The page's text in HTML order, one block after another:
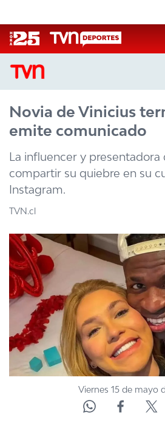
CASTING MASTERCHEF CHILE
CASTING TVN VERTICAL
TVN VERTICAL
TVN PLAY
TELESERIES
NTV
ACTUALIDAD Y TENDENCIAS
CORPORATIVO Y
CANAL DE DENUNCIAS
ÁREA DE PROYECTOS
Novia de Vinicius
emite comunicado
La influencer y presentadora
compartir su quiebre en su
Instagram.
TVN.cl
Viernes 15 de mayo